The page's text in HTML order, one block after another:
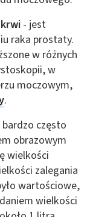
- jest
raka prostaty.
w różnych
w
moczowym,
.
często
obrazowym
wielkości
zalegania
wartościowe,
wielkości